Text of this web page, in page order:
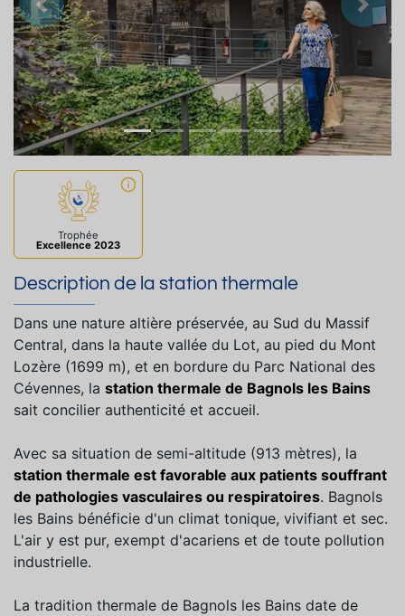
Précedent
Trophée
Excellence 2023
Description de la station thermale
Dans une nature altière préservée, au Sud du Massif
Central, dans la haute vallée du Lot, au pied du Mont
Lozère (1699 m), et en bordure du Parc National des
Cévennes, la station thermale de Bagnols les Bains
sait concilier authenticité et accueil.
Avec sa situation de semi-altitude (913 mètres), la
station thermale est favorable aux patients souffrant
de pathologies vasculaires ou respiratoires. Bagnols
les Bains bénéficie d'un climat tonique, vivifiant et sec.
L'air y est pur, exempt d'acariens et de toute pollution
industrielle.
La tradition thermale de Bagnols les Bains date de